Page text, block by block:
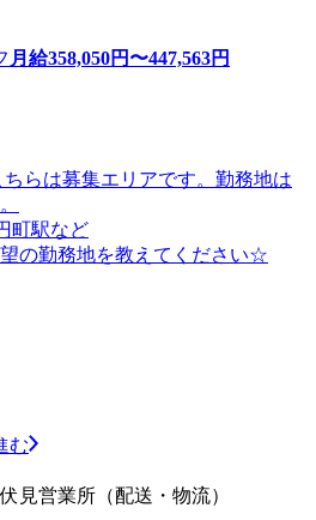
月給358,050円〜447,563円
らは募集エリアです。勤務地は
町駅など
の勤務地を教えてください☆
む
営業所（配送・物流）